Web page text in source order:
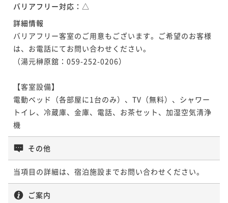
バリアフリー対応： △
詳細情報
バリアフリー客室のご用意もございます。ご希望のお客様
は、お電話にてお問い合わせください。
（湯元榊原舘：059-252-0206）
【客室設備】
電動ベッド（各部屋に1台のみ）、TV（無料）、シャワー
トイレ、冷蔵庫、金庫、電話、お茶セット、加湿空気清浄
機
その他
当項目の詳細は、宿泊施設までお問い合わせください。
ご案内